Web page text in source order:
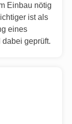
Einbau nötig
ist als
eines
geprüft.